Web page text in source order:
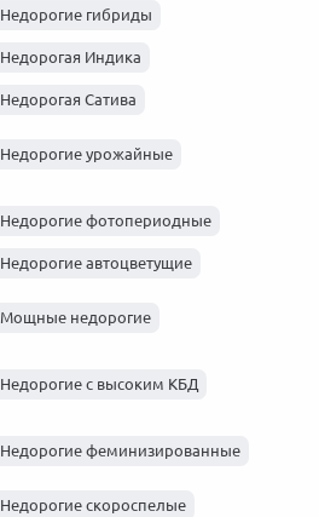
Недорогие гибриды
Недорогая Индика
Недорогая Сатива
Недорогие урожайные
Недорогие фотопериодные
Недорогие автоцветущие
Мощные недорогие
Недорогие с высоким КБД
Недорогие феминизированные
Недорогие скороспелые